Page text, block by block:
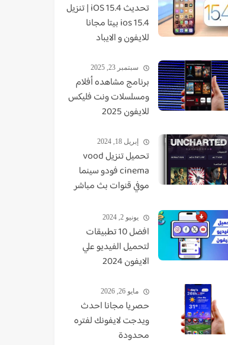
تحديث iOS 15.4 | تنزيل
ios 15.4 بيتا مجانا
للايفون و الايباد
سبتمبر 23, 2025
برنامج مشاهده أفلام
ومسلسلات ونت فليكس
للايفون 2025
إبريل 18, 2024
تحميل تنزيل vood
cinema فودو سينما
موفي قنوات بث مباشر
يونيو 2, 2024
افضل 10 تطبيقات
لتحميل الفيديو علي
الايفون 2024
مايو 26, 2026
حصريا مجانا احدث
ويدجت لايفونك لفتره
محدودة